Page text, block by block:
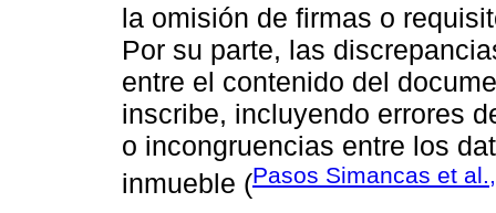
la omisión de firmas o
Por su parte, las
entre el contenido del
inscribe, incluyendo errores
o incongruencias entre los
inmueble (Pasos Simancas et